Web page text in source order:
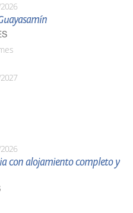
con alojamiento completo y